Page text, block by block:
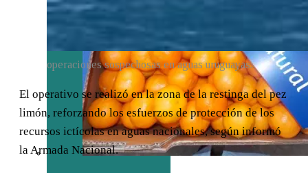
operaciones sospechosas en aguas uruguayas.
El operativo se realizó en la zona de la restinga del pez
limón, reforzando los esfuerzos de protección de los
recursos ictícolas en aguas nacionales, según informó
la Armada Nacional.